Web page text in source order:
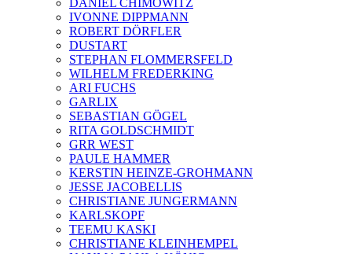
DANIEL CHIMOWITZ
IVONNE DIPPMANN
ROBERT DÖRFLER
DUSTART
STEPHAN FLOMMERSFELD
WILHELM FREDERKING
ARI FUCHS
GARLIX
SEBASTIAN GÖGEL
RITA GOLDSCHMIDT
GRR WEST
PAULE HAMMER
KERSTIN HEINZE-GROHMANN
JESSE JACOBELLIS
CHRISTIANE JUNGERMANN
KARLSKOPF
TEEMU KASKI
CHRISTIANE KLEINHEMPEL